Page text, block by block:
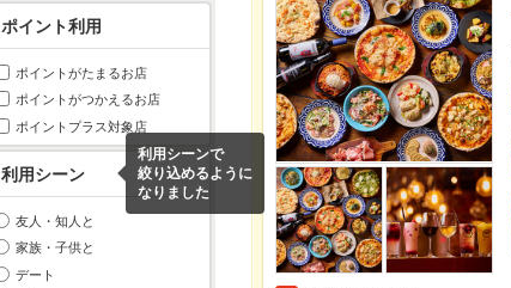
ポイント利用
ポイントがたまるお店
ポイントがつかえるお店
ポイントプラス対象店
利用シーン
利用シーンで
絞り込めるように
なりました
友人・知人と
家族・子供と
デート